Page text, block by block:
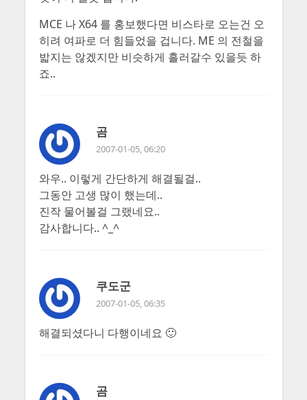
MCE 나 X64 를 홍보했다면 비스타로 오는건 오
히려 여파로 더 힘들었을 겁니다. ME 의 전철을
밟지는 않겠지만 비슷하게 흘러갈수 있을듯 하
죠..
곰
2007-01-05, 06:20
와우.. 이렇게 간단하게 해결될걸..
그동안 고생 많이 했는데..
진작 물어볼걸 그랬네요..
감사합니다.. ^_^
쿠도군
2007-01-05, 06:35
해결되셨다니 다행이네요 🙂
곰